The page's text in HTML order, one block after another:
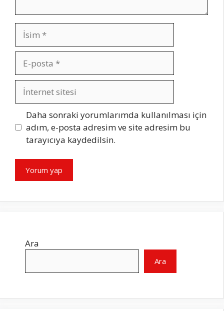
İsim
posta
İnternet
sitesi
Daha sonraki yorumlarımda kullanılması için
adım, e-posta adresim ve site adresim bu
tarayıcıya kaydedilsin.
Ara
Ara